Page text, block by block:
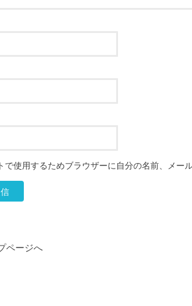
で使用するためブラウザーに自分の名前、メー
ページへ